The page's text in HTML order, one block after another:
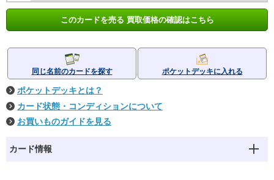
このカードを売る 買取価格の確認はこちら
同じ名前のカードを探す ポケットデッキに入れる
ポケットデッキとは？
カード状態・コンディションについて
お買いものガイドを見る
カード情報